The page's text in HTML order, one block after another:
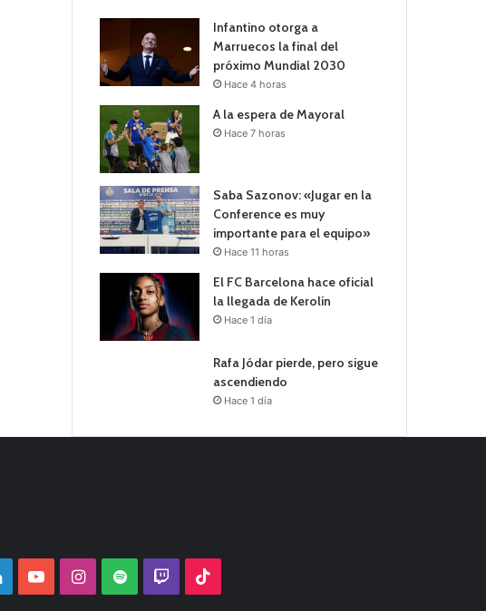
Infantino otorga a
Marruecos la final del
próximo Mundial 2030
Hace 4 horas
A la espera de Mayoral
Hace 7 horas
Saba Sazonov: «Jugar en la
Conference es muy
importante para el equipo»
Hace 11 horas
El FC Barcelona hace oficial
la llegada de Kerolin
Hace 1 día
Rafa Jódar pierde, pero sigue
ascendiendo
Hace 1 día
LinkedInYouTubeInstagram
Spotify Twitch